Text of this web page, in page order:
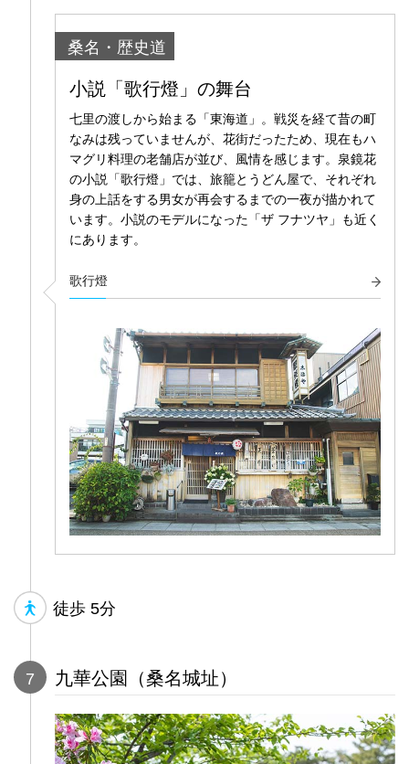
桑名・歴史道
小説「歌行燈」の舞台
七里の渡しから始まる「東海道」。戦災を経て昔の町
なみは残っていませんが、花街だったため、現在もハ
マグリ料理の老舗店が並び、風情を感じます。泉鏡花
の小説「歌行燈」では、旅籠とうどん屋で、それぞれ
身の上話をする男女が再会するまでの一夜が描かれて
います。小説のモデルになった「ザ フナツヤ」も近く
にあります。
歌行燈
徒歩 5分
7 九華公園（桑名城址）